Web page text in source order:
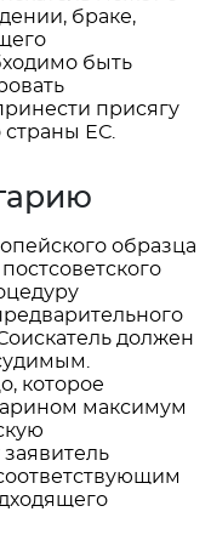
браке,
быть
присягу
ЕС.
образца
должен
которое
максимум